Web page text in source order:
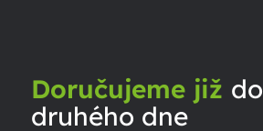
Doručujeme již do
druhého dne